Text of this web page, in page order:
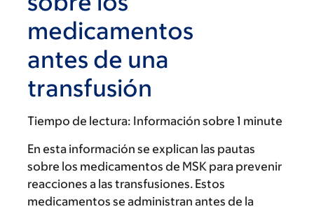
medicamentos
antes de una
transfusión
Tiempo de lectura: Información sobre 1 minute
En esta información se explican las pautas
sobre los medicamentos de MSK para prevenir
reacciones a las transfusiones. Estos
medicamentos se administran antes de la